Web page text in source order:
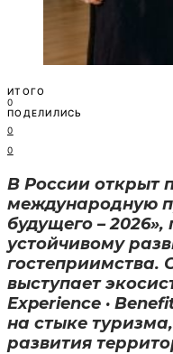
ИТОГО
0
ПОДЕЛИЛИСЬ
0
0
В России открыт
международную
будущего –
устойчивому
гостеприимства.
выступает
Experience ·
на стыке
развития